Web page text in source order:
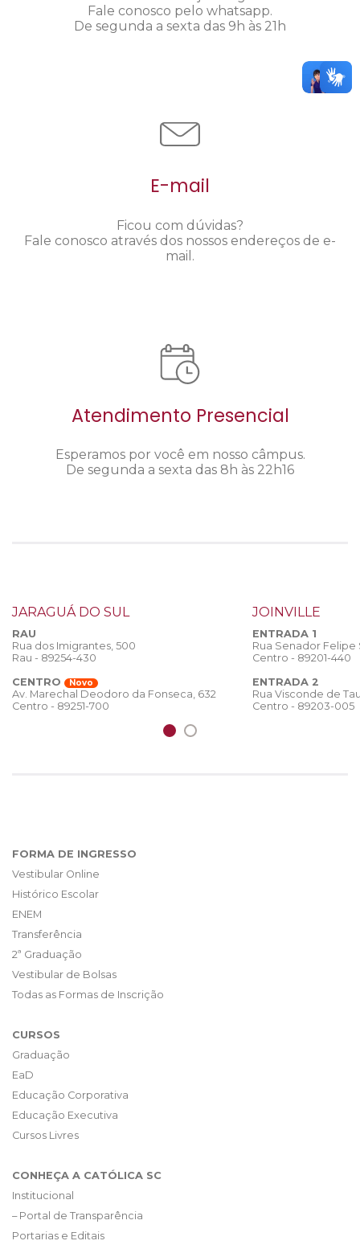
Fale conosco pelo whatsapp.
De segunda a sexta das 9h às 21h
E-mail
Ficou com dúvidas?
Fale conosco através dos nossos endereços de e-
mail.
Atendimento Presencial
Esperamos por você em nosso câmpus.
De segunda a sexta das 8h às 22h16
JARAGUÁ DO SUL
RAU
Rua dos Imigrantes, 500
Rau - 89254-430
CENTRO
Novo
Av. Marechal Deodoro da Fonseca, 632
Centro - 89251-700
JOINVILLE
ENTRADA 1
Rua Senador
Centro - 89201-440
ENTRADA 2
Rua Visconde de
Centro - 89203-005
FORMA DE INGRESSO
Vestibular Online
Histórico Escolar
ENEM
Transferência
2ª Graduação
Vestibular de Bolsas
Todas as Formas de Inscrição
CURSOS
Graduação
EaD
Educação Corporativa
Educação Executiva
Cursos Livres
CONHEÇA A CATÓLICA SC
Institucional
– Portal de Transparência
Portarias e Editais